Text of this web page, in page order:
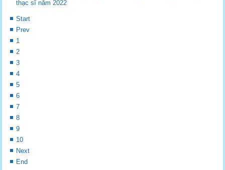
thạc sĩ năm 2022
Start
Prev
1
2
3
4
5
6
7
8
9
10
Next
End